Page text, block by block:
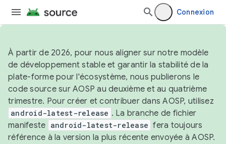
Connexion
À partir de 2026, pour nous aligner sur notre modèle
de développement stable et garantir la stabilité de la
plate-forme pour l'écosystème, nous publierons le
code source sur AOSP au deuxième et au quatrième
trimestre. Pour créer et contribuer dans AOSP, utilisez
android-latest-release . La branche de fichier
manifeste android-latest-release fera toujours
référence à la version la plus récente envoyée à AOSP.